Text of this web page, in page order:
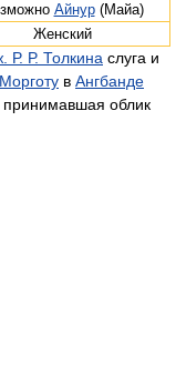
Айнур(Майа)
Женский
Р. Р. Толкина слуга и
Морготу в Ангбанде
облик